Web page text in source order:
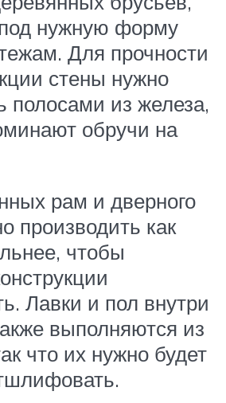
нужную форму
Для прочности
стены нужно
полосами из железа,
обручи на
рам и дверного
производить как
чтобы
Лавки и пол внутри
выполняются из
что их нужно будет